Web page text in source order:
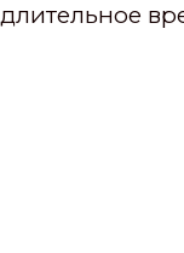
длительное